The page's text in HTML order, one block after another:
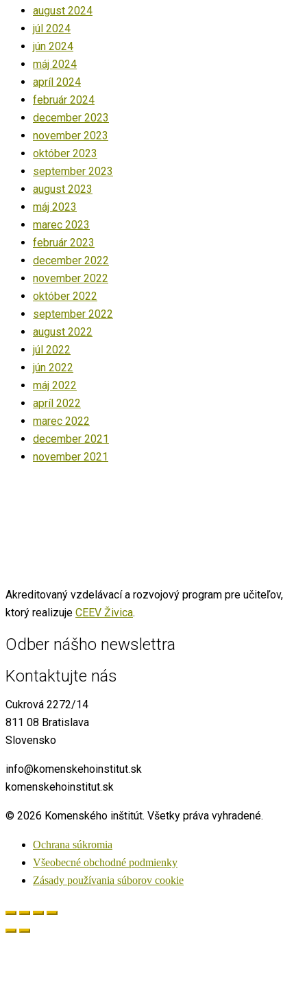
august 2024
júl 2024
jún 2024
máj 2024
apríl 2024
február 2024
december 2023
november 2023
október 2023
september 2023
august 2023
máj 2023
marec 2023
február 2023
december 2022
november 2022
október 2022
september 2022
august 2022
júl 2022
jún 2022
máj 2022
apríl 2022
marec 2022
december 2021
november 2021
Akreditovaný vzdelávací a rozvojový program pre učiteľov,
ktorý realizuje CEEV Živica.
Odber nášho newslettra
Kontaktujte nás
Cukrová 2272/14
811 08 Bratislava
Slovensko
info@komenskehoinstitut.sk
komenskehoinstitut.sk
© 2026 Komenského inštitút. Všetky práva vyhradené.
Ochrana súkromia
Všeobecné obchodné podmienky
Zásady používania súborov cookie